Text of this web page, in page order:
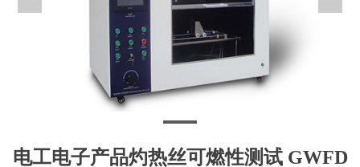
电工电子产品灼热丝可燃性测试 GWFD